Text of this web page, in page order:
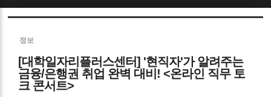
정보
[대학일자리플러스센터] '현직자'가 알려주는
금융/은행권 취업 완벽 대비! <온라인 직무 토
크 콘서트>
Sketchbook5, 스케치북5